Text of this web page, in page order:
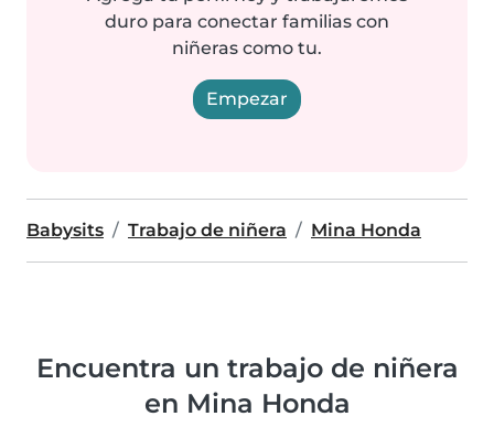
duro para conectar familias con
niñeras como tu.
Empezar
Babysits Trabajo de niñera Mina Honda
Encuentra un trabajo de niñera
en Mina Honda